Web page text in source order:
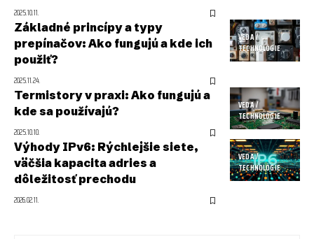
2025.10.11.
VEDA /
TECHNOLÓGIE
Základné princípy a typy
prepínačov: Ako fungujú a kde ich
použiť?
2025.11.24.
VEDA /
TECHNOLÓGIE
Termistory v praxi: Ako fungujú a
kde sa používajú?
2025.10.10.
VEDA /
TECHNOLÓGIE
Výhody IPv6: Rýchlejšie siete,
väčšia kapacita adries a
dôležitosť prechodu
2026.02.11.